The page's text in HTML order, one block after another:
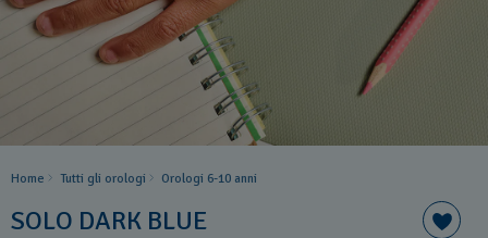
Home Tutti gli orologi Orologi 6-10 anni
SOLO DARK BLUE